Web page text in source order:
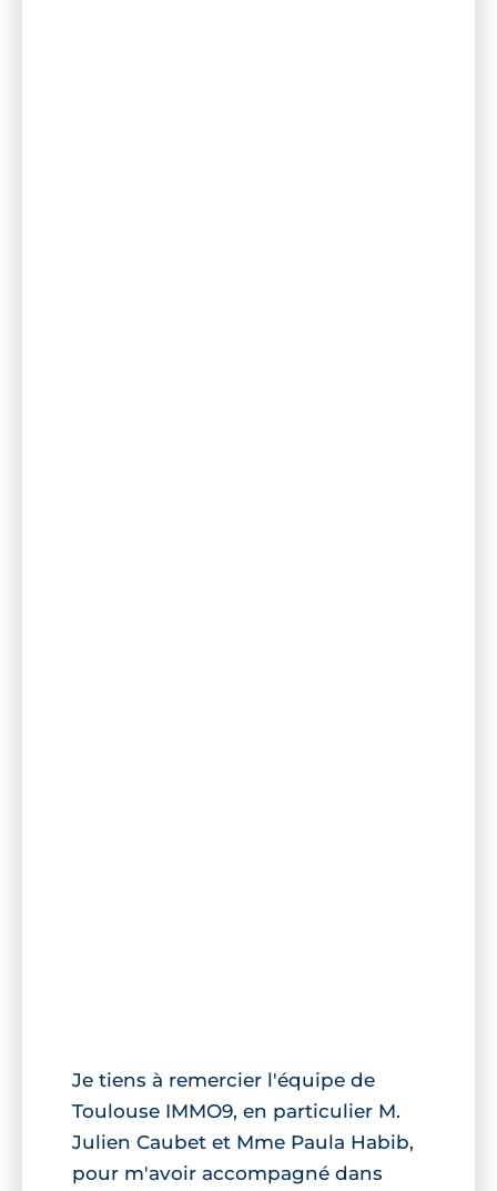
Je tiens à remercier l'équipe de
Toulouse IMMO9, en particulier M.
Julien Caubet et Mme Paula Habib,
pour m'avoir accompagné dans